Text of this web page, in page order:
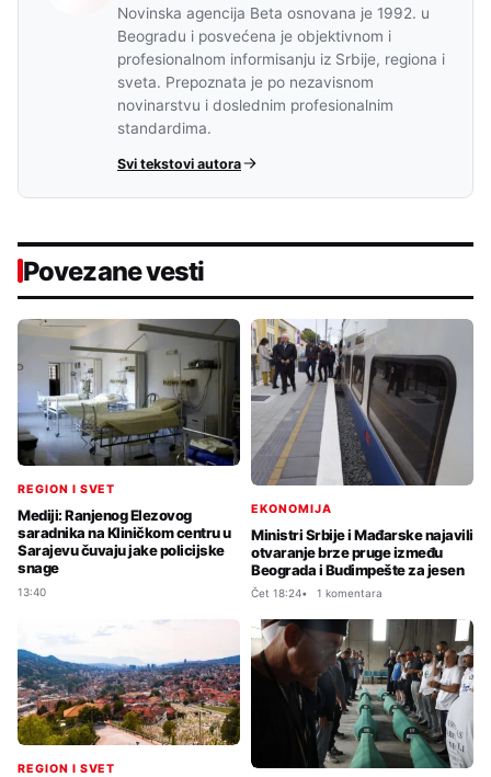
Novinska agencija Beta osnovana je 1992. u
Beogradu i posvećena je objektivnom i
profesionalnom informisanju iz Srbije, regiona i
sveta. Prepoznata je po nezavisnom
novinarstvu i doslednim profesionalnim
standardima.
Svi tekstovi autora
Povezane vesti
REGION I SVET
Mediji: Ranjenog Elezovog
saradnika na Kliničkom centru u
Sarajevu čuvaju jake policijske
snage
13:40
EKONOMIJA
Ministri Srbije i Mađarske najavili
otvaranje brze pruge između
Beograda i Budimpešte za jesen
Čet 18:24 1 komentara
REGION I SVET